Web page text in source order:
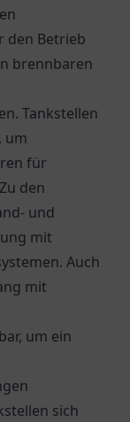
den Betrieb
brennbaren
Tankstellen
um
für
den
und
mit
Auch
mit
um ein
sich